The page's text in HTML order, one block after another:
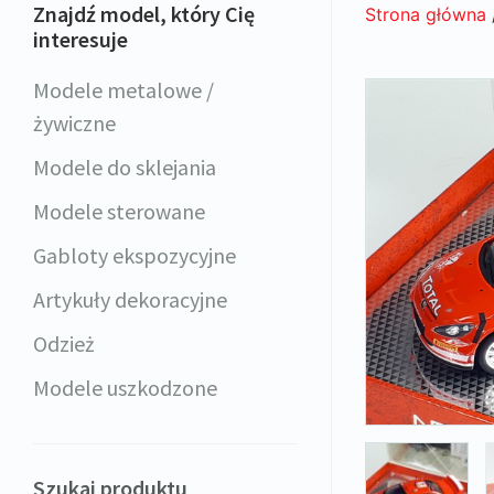
Znajdź model, który Cię
interesuje
Modele metalowe /
żywiczne
Modele do sklejania
Modele sterowane
Gabloty ekspozycyjne
Artykuły dekoracyjne
Odzież
Modele uszkodzone
Szukaj produktu
Strona główna